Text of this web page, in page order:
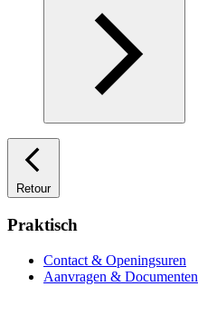
Retour
Praktisch
Contact & Openingsuren
Aanvragen & Documenten